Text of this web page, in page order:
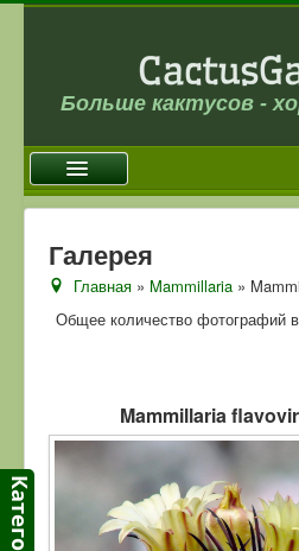
Больше кактусов -
Новости
Галерея
Отзывы
Ссылки
Контакты
Галерея
Главная » Mammillaria »
Общее количество фотографий
Mammillaria